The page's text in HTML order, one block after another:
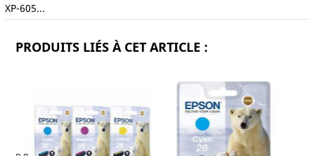
XP-605...
PRODUITS LIÉS À CET ARTICLE :